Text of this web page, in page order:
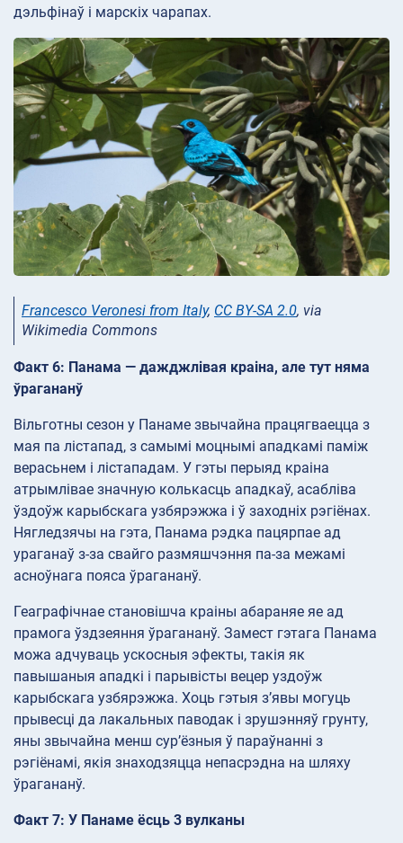
дэльфінаў і марскіх чарапах.
Francesco Veronesi from Italy, CC BY-SA 2.0, via
Wikimedia Commons
Факт 6: Панама — дажджлівая краіна, але тут няма
ўрагананў
Вільготны сезон у Панаме звычайна працягваецца з
мая па лістапад, з самымі моцнымі ападкамі паміж
верасьнем і лістападам. У гэты перыяд краіна
атрымлівае значную колькасць ападкаў, асабліва
ўздоўж карыбскага узбярэжжа і ў заходніх рэгіёнах.
Нягледзячы на гэта, Панама рэдка пацярпае ад
ураганаў з-за свайго размяшчэння па-за межамі
асноўнага пояса ўрагананў.
Геаграфічнае становішча краіны абараняе яе ад
прамога ўздзеяння ўрагананў. Замест гэтага Панама
можа адчуваць ускосныя эфекты, такія як
павышаныя ападкі і парывісты вецер уздоўж
карыбскага узбярэжжа. Хоць гэтыя з’явы могуць
прывесці да лакальных паводак і зрушэнняў грунту,
яны звычайна менш сур’ёзныя ў параўнанні з
рэгіёнамі, якія знаходзяцца непасрэдна на шляху
ўрагананў.
Факт 7: У Панаме ёсць 3 вулканы